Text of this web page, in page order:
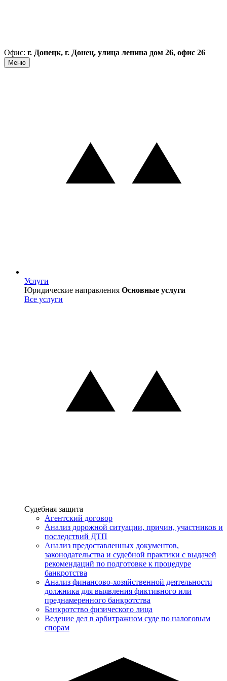
Офис: г. Донецк, г. Донец, улица ленина дом 26, офис 26
Меню
Услуги
Услуги
Юридические направления Основные услуги
Все услуги
Услуги
Судебная защита
Агентский договор
Анализ дорожной ситуации, причин, участников и
последствий ДТП
Анализ предоставленных документов,
законодательства и судебной практики с выдачей
рекомендаций по подготовке к процедуре
банкротства
Анализ финансово-хозяйственной деятельности
должника для выявления фиктивного или
преднамеренного банкротства
Банкротство физического лица
Ведение дел в арбитражном суде по налоговым
спорам